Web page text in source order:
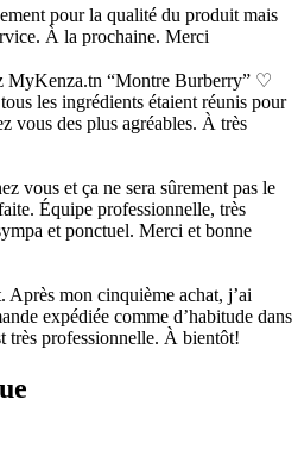
pour la qualité du produit mais
À la prochaine. Merci
MyKenza.tn “Montre Burberry” ♡
les ingrédients étaient réunis pour
vous des plus agréables. À très
vous et ça ne sera sûrement pas le
Équipe professionnelle, très
et ponctuel. Merci et bonne
Après mon cinquième achat, j’ai
expédiée comme d’habitude dans
très professionnelle. À bientôt!